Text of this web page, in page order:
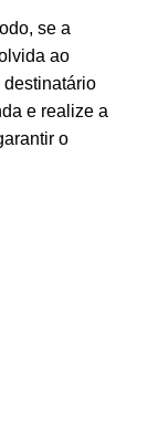
se a
ao
destinatário
e realize a
o